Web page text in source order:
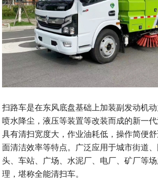
扫路车是在东风底盘基础上加装副发动机
喷水降尘，液压等装置等改装而成的新一
具有清扫宽度大，作业油耗低，操作简便
面清洁效率等特点。广泛应用于城市街道
头、车站、广场、水泥厂、电厂、矿厂等
理，堪称全能清扫车。